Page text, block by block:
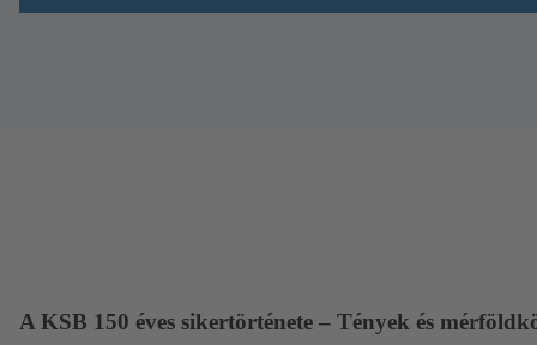
A KSB 150 éves sikertörténete – Tények és